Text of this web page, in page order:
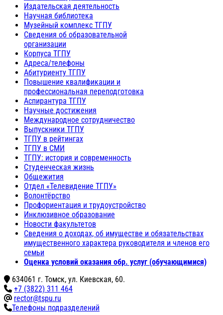
Издательская деятельность
Научная библиотека
Музейный комплекс ТГПУ
Сведения об образовательной
организации
Корпуса ТГПУ
Адреса/телефоны
Абитуриенту ТГПУ
Повышение квалификации и
профессиональная переподготовка
Аспирантура ТГПУ
Научные достижения
Международное сотрудничество
Выпускники ТГПУ
ТГПУ в рейтингах
ТГПУ в СМИ
ТГПУ: история и современность
Студенческая жизнь
Общежития
Отдел «Телевидение ТГПУ»
Волонтёрство
Профориентация и трудоустройство
Инклюзивное образование
Новости факультетов
Сведения о доходах, об имуществе и обязательствах
имущественного характера руководителя и членов его
семьи
Оценка условий оказания обр. услуг (обучающимися)
634061 г. Томск, ул. Киевская, 60.
+7 (3822) 311 464
rector@tspu.ru
Телефоны подразделений